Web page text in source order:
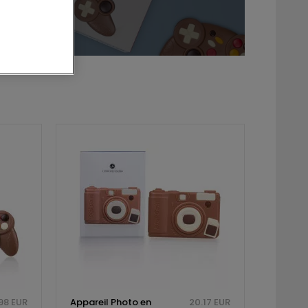
EUR
Appareil Photo en
20.17 EUR